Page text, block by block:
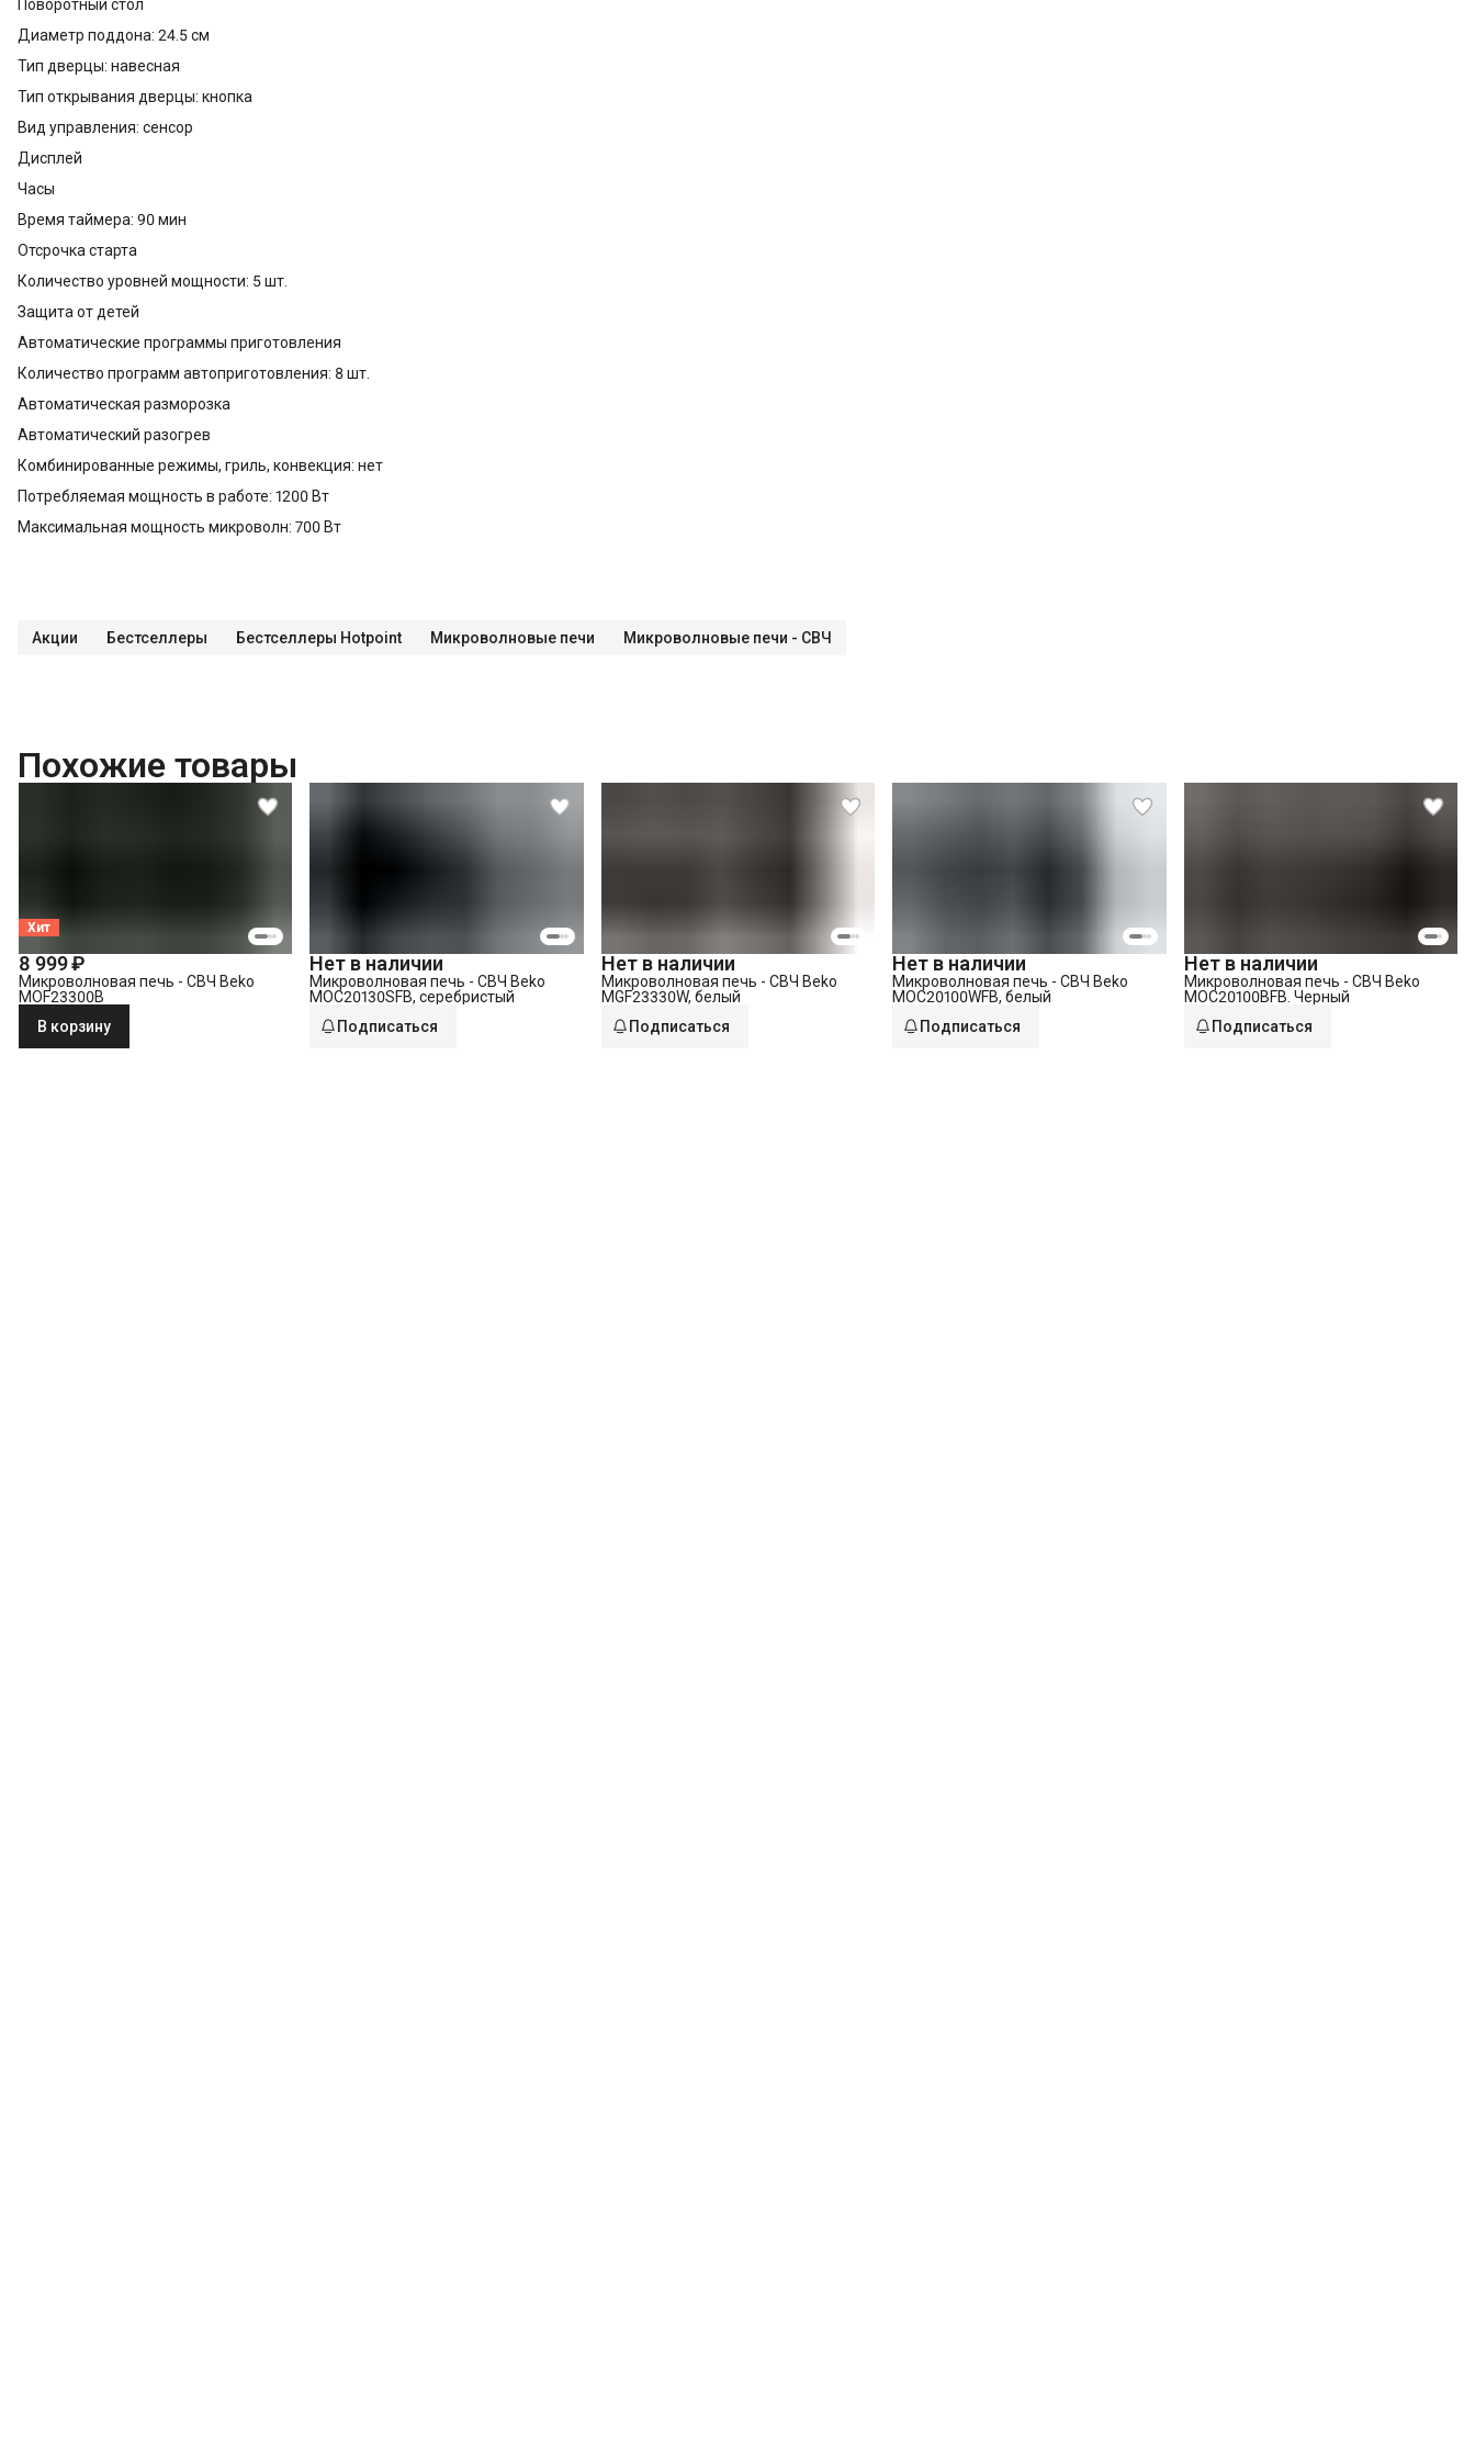
Поворотный стол
Диаметр поддона: 24.5 см
Тип дверцы: навесная
Тип открывания дверцы: кнопка
Вид управления: сенсор
Дисплей
Часы
Время таймера: 90 мин
Отсрочка старта
Количество уровней мощности: 5 шт.
Защита от детей
Автоматические программы приготовления
Количество программ автоприготовления: 8 шт.
Автоматическая разморозка
Автоматический разогрев
Комбинированные режимы, гриль, конвекция: нет
Потребляемая мощность в работе: 1200 Вт
Максимальная мощность микроволн: 700 Вт
Акции Бестселлеры Бестселлеры Hotpoint Микроволновые печи Микроволновые печи - СВЧ
Похожие товары
Хит
8 999 ₽
Микроволновая печь - СВЧ Beko
MOF23300B
В корзину
Нет в наличии
Микроволновая печь - СВЧ Beko
MOC20130SFB, серебристый
Подписаться
Нет в наличии
Микроволновая печь - СВЧ Beko
MGF23330W, белый
Подписаться
Нет в наличии
Микроволновая печь - СВЧ Beko
MOC20100WFB, белый
Подписаться
Нет в наличии
Микроволновая печь - СВЧ Beko
MOC20100BFB. Черный
Подписаться